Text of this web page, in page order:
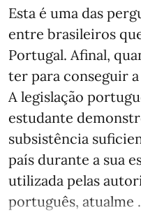
Esta é uma das
entre brasileiros
Portugal. Afinal,
ter para conseguir
A legislação
estudante
subsistência
país durante a sua
utilizada pelas
português, atualme